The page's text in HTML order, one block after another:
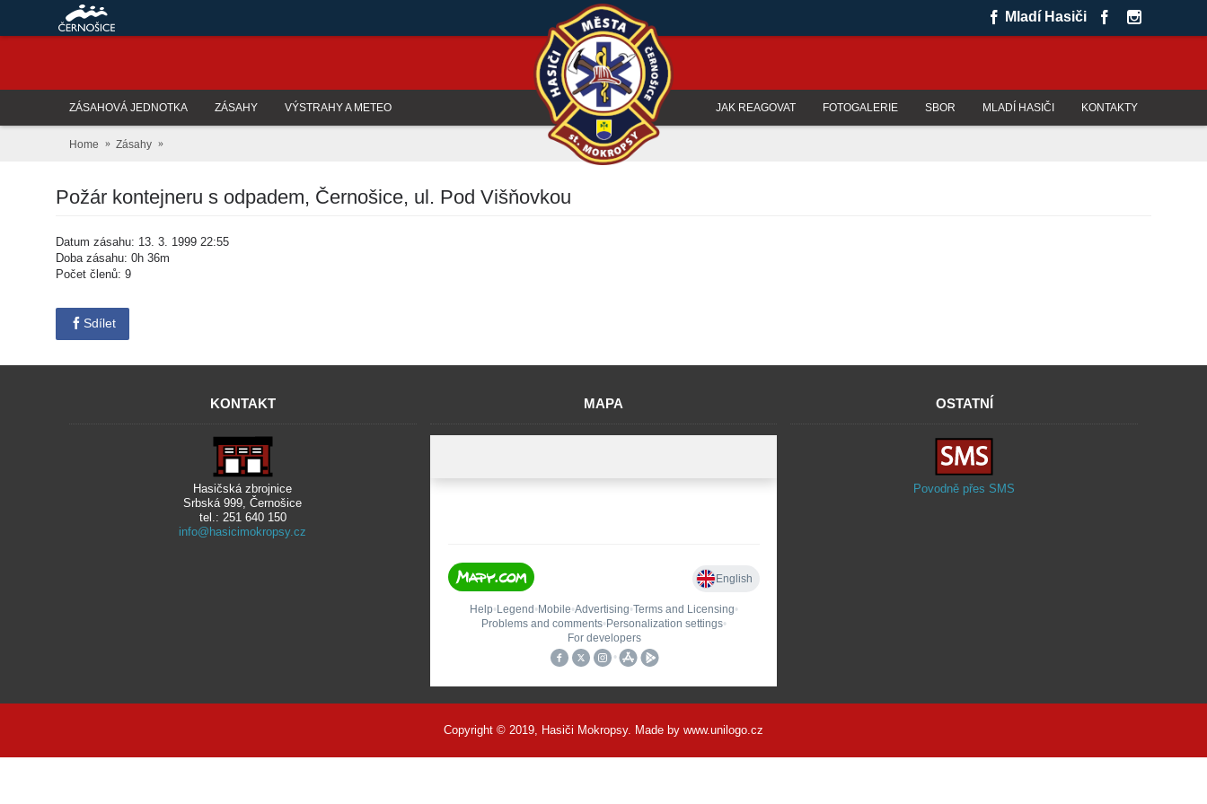
Mladí Hasiči
ZÁSAHOVÁ JEDNOTKA ZÁSAHY VÝSTRAHY A METEO KONTAKTY
MLADÍ HASIČI
SBOR
FOTOGALERIE
JAK REAGOVAT
Home Zásahy
Požár kontejneru s odpadem, Černošice, ul. Pod Višňovkou
Datum zásahu: 13. 3. 1999 22:55
Doba zásahu: 0h 36m
Počet členů: 9
Sdílet
KONTAKT
Hasičská zbrojnice
Srbská 999, Černošice
tel.: 251 640 150
info@hasicimokropsy.cz
MAPA OSTATNÍ
Povodně přes SMS
Copyright © 2019, Hasiči Mokropsy. Made by www.unilogo.cz